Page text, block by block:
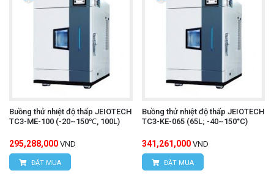
Buồng thử nhiệt độ thấp JEIOTECH
TC3-ME-100 (-20~150℃, 100L)
295,288,000 VND
ĐẶT MUA
Buồng thử nhiệt độ thấp JEIOTECH
TC3-KE-065 (65L; -40~150°C)
341,261,000 VND
ĐẶT MUA